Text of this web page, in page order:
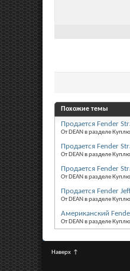
Похожие темы
Продается Fender
От DEAN в разделе
Продается Fender
От DEAN в разделе
Продается Fender
От DEAN в разделе
Продается Fender
От DEAN в разделе
Американский
От DEAN в разделе
Наверх ↑